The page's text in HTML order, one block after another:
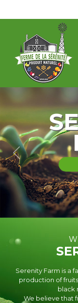
Previous
Serenity Farm is a
production of
black
We believe that